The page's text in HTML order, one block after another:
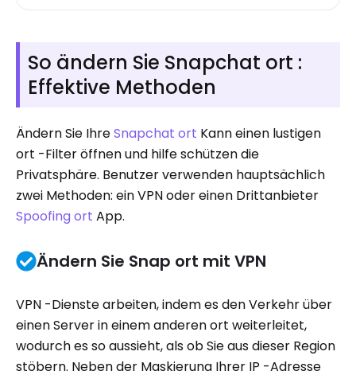
So ändern Sie Snapchat ort :
Effektive Methoden
Ändern Sie IhreSnapchat ort Kann einen lustigen
ort -Filter öffnen und hilfe schützen die
Privatsphäre. Benutzer verwenden hauptsächlich
zwei Methoden: ein VPN oder einen Drittanbieter
Spoofing ort App.
Ändern Sie Snap ort mit VPN
VPN -Dienste arbeiten, indem es den Verkehr über
einen Server in einem anderen ort weiterleitet,
wodurch es so aussieht, als ob Sie aus dieser Region
stöbern. Neben der Maskierung Ihrer IP -Adresse